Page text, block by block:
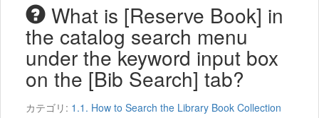
What is [Reserve Book] in
the catalog search menu
under the keyword input box
on the [Bib Search] tab?
カテゴリ: 1.1. How to Search the Library Book Collection